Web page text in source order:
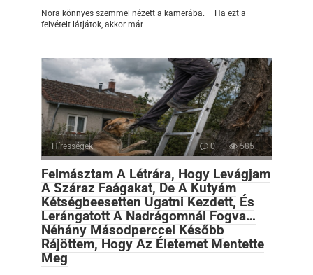
Nora könnyes szemmel nézett a kamerába. – Ha ezt a
felvételt látjátok, akkor már
Hírességek 0 585
Felmásztam A Létrára, Hogy Levágjam
A Száraz Faágakat, De A Kutyám
Kétségbeesetten Ugatni Kezdett, És
Lerángatott A Nadrágomnál Fogva…
Néhány Másodperccel Később
Rájöttem, Hogy Az Életemet Mentette
Meg